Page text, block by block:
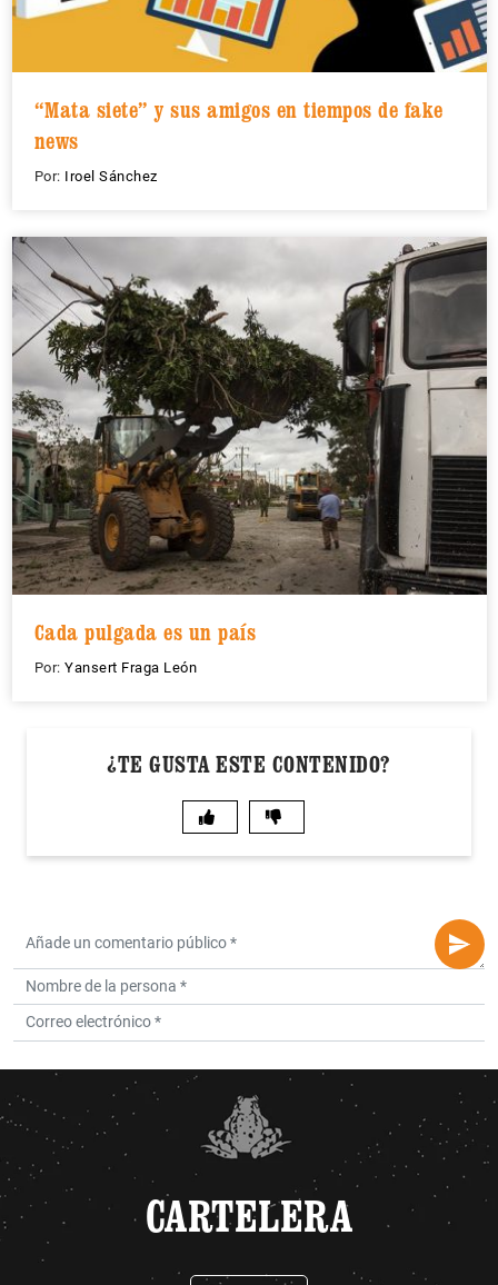
“Mata siete” y sus amigos en tiempos de fake
news
Por: Iroel Sánchez
Cada pulgada es un país
Por: Yansert Fraga León
¿TE GUSTA ESTE CONTENIDO?
CARTELERA